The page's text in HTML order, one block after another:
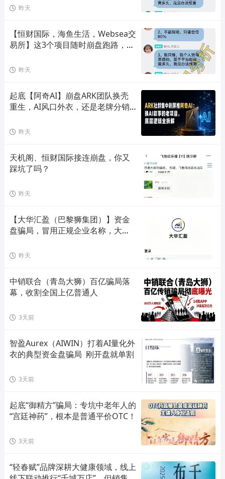
昨天
【恒财国际，海鱼生活，Websea交
易所】这3个项目随时崩盘跑路，赶
昨天
起底【阿奇AI】崩盘ARK团队换壳
重生，AI风口外衣，还是老牌分销
昨天
天机阁、恒财国际接连崩盘，你又
踩坑了吗？
昨天
【大华汇盈（巴黎狮集团）】资金
盘骗局，冒用正规企业名称，大量
昨天
中销联合（青岛大狮）百亿骗局落
幕，收割全国上亿普通人
3天前
智盈Aurex（AIWIN）打着AI量化外
衣的典型资金盘骗局  刚开盘就单割
3天前
起底“御精方”骗局：专坑中老年人的
“宫廷神药”，根本是普通平价OTC！
3天前
“轻春赋”品牌深耕大健康领域，线上